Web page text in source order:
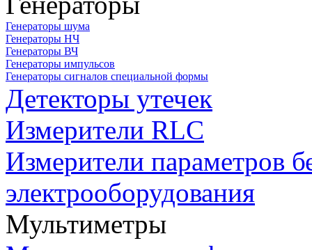
Генераторы шума
Генераторы НЧ
Генераторы ВЧ
Генераторы импульсов
Генераторы сигналов специальной формы
Детекторы утечек
Измерители RLC
Измерители параметров
электрооборудования
Мультиметры